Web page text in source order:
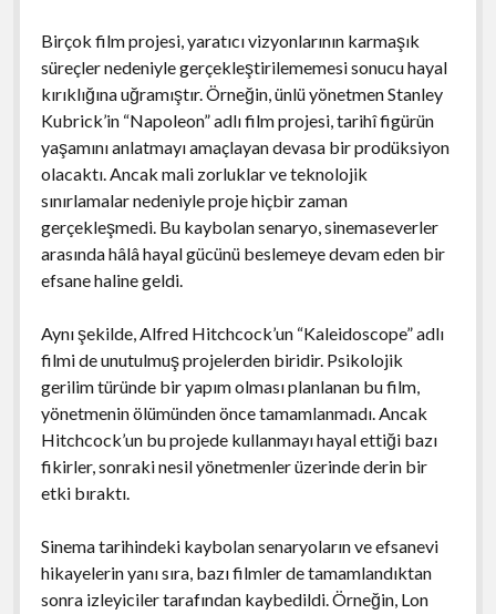
Birçok film projesi, yaratıcı vizyonlarının karmaşık
süreçler nedeniyle gerçekleştirilememesi sonucu hayal
kırıklığına uğramıştır. Örneğin, ünlü yönetmen Stanley
Kubrick’in “Napoleon” adlı film projesi, tarihî figürün
yaşamını anlatmayı amaçlayan devasa bir prodüksiyon
olacaktı. Ancak mali zorluklar ve teknolojik
sınırlamalar nedeniyle proje hiçbir zaman
gerçekleşmedi. Bu kaybolan senaryo, sinemaseverler
arasında hâlâ hayal gücünü beslemeye devam eden bir
efsane haline geldi.
Aynı şekilde, Alfred Hitchcock’un “Kaleidoscope” adlı
filmi de unutulmuş projelerden biridir. Psikolojik
gerilim türünde bir yapım olması planlanan bu film,
yönetmenin ölümünden önce tamamlanmadı. Ancak
Hitchcock’un bu projede kullanmayı hayal ettiği bazı
fikirler, sonraki nesil yönetmenler üzerinde derin bir
etki bıraktı.
Sinema tarihindeki kaybolan senaryoların ve efsanevi
hikayelerin yanı sıra, bazı filmler de tamamlandıktan
sonra izleyiciler tarafından kaybedildi. Örneğin, Lon